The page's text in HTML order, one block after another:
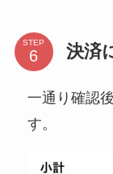
STEP 決済
一通り確認
す。